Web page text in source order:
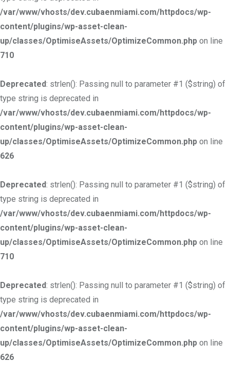
/var/www/vhosts/dev.cubaenmiami.com/httpdocs/wp-
content/plugins/wp-asset-clean-
up/classes/OptimiseAssets/OptimizeCommon.php on line
710
Deprecated: strlen(): Passing null to parameter #1 ($string) of
type string is deprecated in
/var/www/vhosts/dev.cubaenmiami.com/httpdocs/wp-
content/plugins/wp-asset-clean-
up/classes/OptimiseAssets/OptimizeCommon.php on line
626
Deprecated: strlen(): Passing null to parameter #1 ($string) of
type string is deprecated in
/var/www/vhosts/dev.cubaenmiami.com/httpdocs/wp-
content/plugins/wp-asset-clean-
up/classes/OptimiseAssets/OptimizeCommon.php on line
710
Deprecated: strlen(): Passing null to parameter #1 ($string) of
type string is deprecated in
/var/www/vhosts/dev.cubaenmiami.com/httpdocs/wp-
content/plugins/wp-asset-clean-
up/classes/OptimiseAssets/OptimizeCommon.php on line
626